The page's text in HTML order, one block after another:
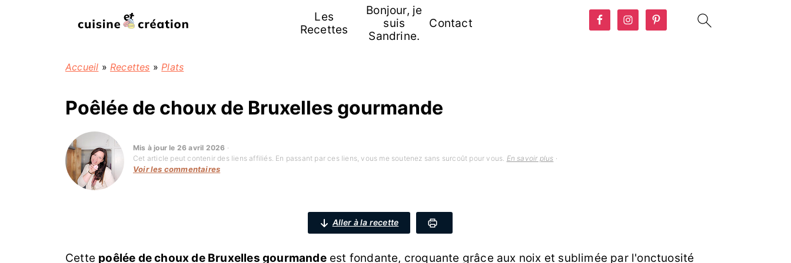
Les
Recettes
Bonjour, je
suis
Sandrine.
Contact
Accueil »Recettes »Plats
Poêlée de choux de Bruxelles gourmande
Mis à jour le 26 avril 2026 ·
Cet article peut contenir des liens affiliés. En passant par ces liens, vous me soutenez sans surcoût pour vous. En savoir plus ·
Voir les commentaires
Aller à la recette
Cette poêlée de choux de Bruxelles gourmandeest fondante, croquante grâce aux noix et sublimée par l'onctuosité